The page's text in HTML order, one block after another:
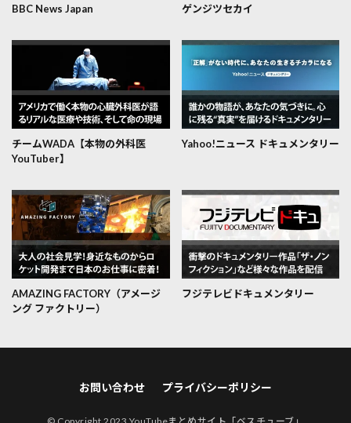
BBC News Japan ゲンジツセカイ
チームWADA【本物の外科医
YouTuber】
Yahoo!ニュース ドキュメンタリー
AMAZING FACTORY（アメージ
ング ファクトリー）
フジテレビドキュメンタリー
お問い合わせ プライバシーポリシー